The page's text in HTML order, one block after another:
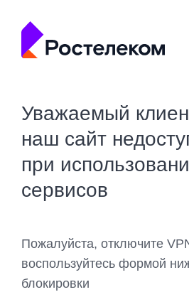
Уважаемый
наш сайт
при
сервисов
Пожалуйста, отключите
воспользуйтесь формой
блокировки